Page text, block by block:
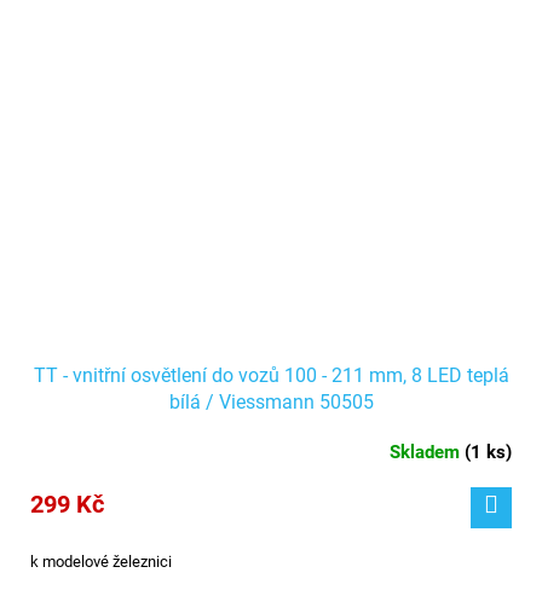
TT - vnitřní osvětlení do vozů 100 - 211 mm, 8 LED teplá
bílá / Viessmann 50505
Skladem (1 ks)
299 Kč
k modelové železnici